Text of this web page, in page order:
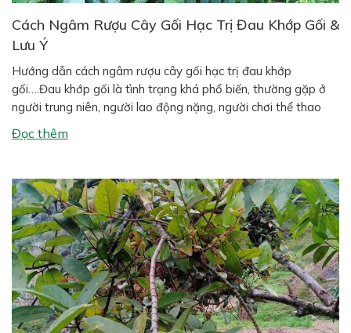
Cách Ngâm Rượu Cây Gối Hạc Trị Đau Khớp Gối &
Lưu Ý
Hướng dẫn cách ngâm rượu cây gối hạc trị đau khớp
gối….Đau khớp gối là tình trạng khá phổ biến, thường gặp ở
người trung niên, người lao động nặng, người chơi thể thao
phương pháp hiện đại, nhiều người vẫn tin dùng […]
Đọc thêm